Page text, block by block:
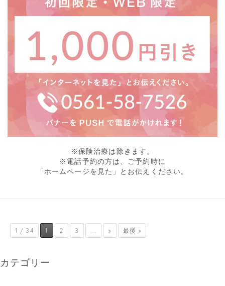
※保険治療は除きます。
※電話予約の方は、ご予約時に
「ホームページを見た」とお伝えください。
1 / 34 1 2 3 » 最後 »
カテゴリー